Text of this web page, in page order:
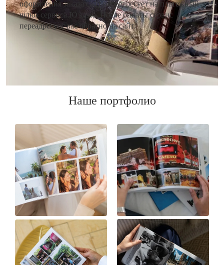
оформления заказа сайт переадресует на платежный
шлюз сервиса Ю kassa. После оплаты сервис
переадресует вас обратно на сайт.
Наше портфолио